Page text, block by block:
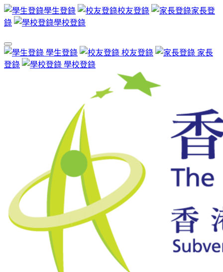
學生登錄 校友登錄
家長登
錄
學校登錄
學生登錄 校友登錄
家長
登錄
學校登錄